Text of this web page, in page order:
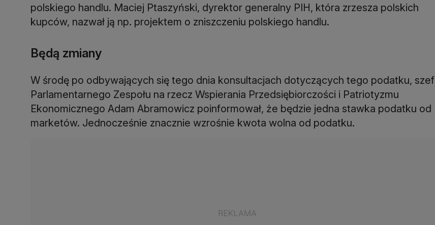
polskiego handlu. Maciej Ptaszyński, dyrektor generalny PIH, która zrzesza polskich
kupców, nazwał ją np. projektem o zniszczeniu polskiego handlu.
Będą zmiany
W środę po odbywających się tego dnia konsultacjach dotyczących tego podatku, szef
Parlamentarnego Zespołu na rzecz Wspierania Przedsiębiorczości i Patriotyzmu
Ekonomicznego Adam Abramowicz poinformował, że będzie jedna stawka podatku od
marketów. Jednocześnie znacznie wzrośnie kwota wolna od podatku.